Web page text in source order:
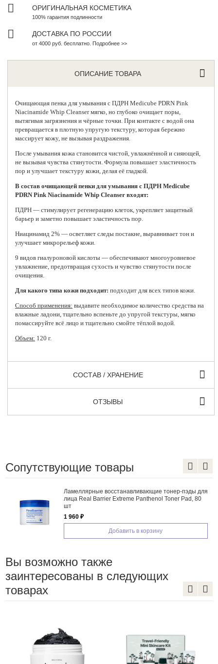
ОРИГИНАЛЬНАЯ КОСМЕТИКА
100% гарантия подлинности
ДОСТАВКА ПО РОССИИ
от 4000 руб. бесплатно. Подробнее >>
ОПИСАНИЕ ТОВАРА
Очищающая пенка для умывания с ПДРНMedicubePDRN Pink
Niacinamide Whip Cleanser мягко, но глубоко очищает поры,
вытягивая загрязнения и чёрные точки. При контакте с водой она
превращается в плотную упругую текстуру, которая бережно
массирует кожу, не вызывая раздражения.
После умывания кожа становится чистой, увлажнённой и сияющей,
не вызывая чувства стянутости. Формула повышает эластичность
пор и улучшает текстуру кожи, делая её гладкой.
В состав очищающей пенки для умывания с ПДРН Medicube
PDRN Pink Niacinamide Whip Cleanser входят:
ПДРН — стимулирует регенерацию клеток, укрепляет защитный
барьер и заметно повышает эластичность пор.
Ниацинамид 2% — осветляет следы постакне, выравнивает тон и
улучшает микрорельеф кожи.
9 видов гиалуроновой кислоты — обеспечивают многоуровневое
увлажнение, предотвращая сухость и чувство стянутости после
очищения.
Для какого типа кожи подходит: подходит для всех типов кожи.
Способ применения: выдавите необходимое количество средства на
влажные ладони, тщательно вспеньте до упругой текстуры, мягко
помассируйте всё лицо и тщательно смойте тёплой водой.
Объем: 120 г.
СОСТАВ / ХРАНЕНИЕ
ОТЗЫВЫ
Сопутствующие товары
Ламеллярные восстанавливающие тонер-пэды для
лица Real Barrier Extreme Panthenol Toner Pad, 80
шт
1 960 ₽
Добавить в корзину
Вы возможно также
заинтересованы в следующих
товарах